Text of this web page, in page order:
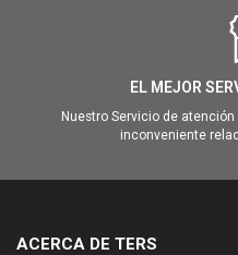
EL MEJOR
Nuestro Servicio de
inconveniente
ACERCA DE TERS